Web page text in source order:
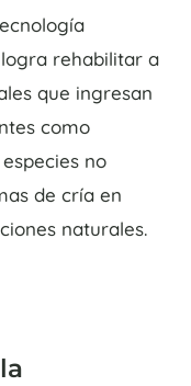
rehabilitar a
que ingresan
como
no
de cría en
naturales.